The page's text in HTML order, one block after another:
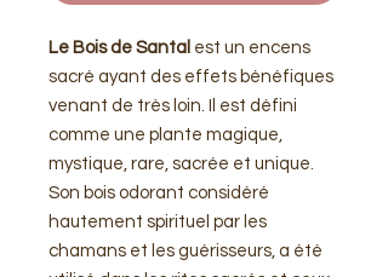
Le Bois de Santal est un encens
sacré ayant des effets bénéfiques
venant de très loin. Il est défini
comme une plante magique,
mystique, rare, sacrée et unique.
Son bois odorant considéré
hautement spirituel par les
chamans et les guérisseurs, a été